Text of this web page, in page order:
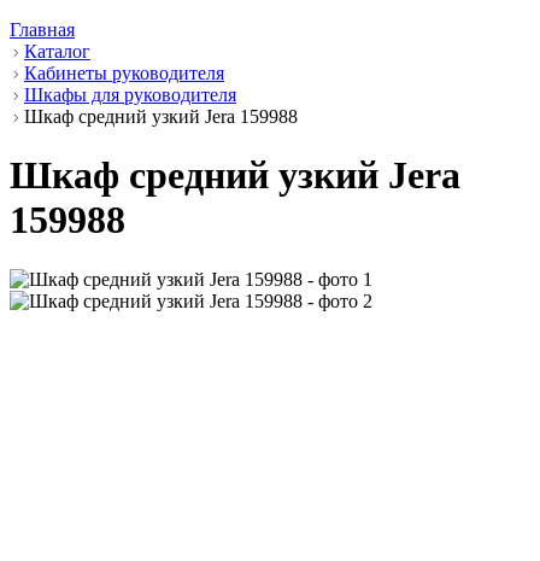
Главная
Каталог
Кабинеты руководителя
Шкафы для руководителя
Шкаф средний узкий Jera 159988
Шкаф средний узкий Jera
159988